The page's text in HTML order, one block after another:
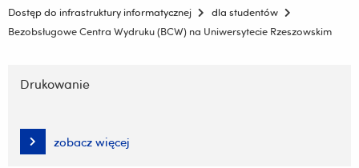
Dostęp do infrastruktury informatycznej
dla studentów
Bezobsługowe Centra Wydruku (BCW) na Uniwersytecie Rzeszowskim
nawigację
treści
Drukowanie
zobacz więcej